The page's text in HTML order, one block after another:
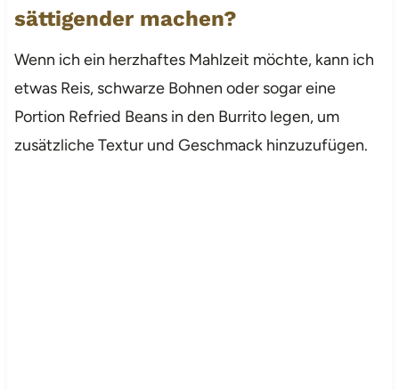
sättigender machen?
Wenn ich ein herzhaftes Mahlzeit möchte, kann ich
etwas Reis, schwarze Bohnen oder sogar eine
Portion Refried Beans in den Burrito legen, um
zusätzliche Textur und Geschmack hinzuzufügen.